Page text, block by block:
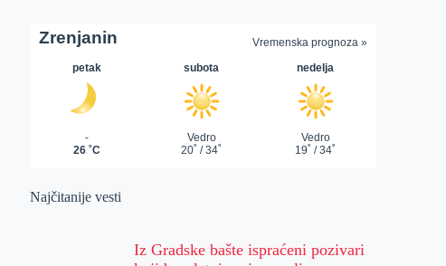
Najčitanije vesti
Iz Gradske bašte ispraćeni pozivari